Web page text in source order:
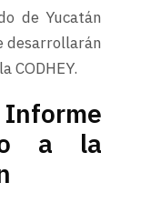
de Yucatán
desarrollarán
CODHEY.
a la